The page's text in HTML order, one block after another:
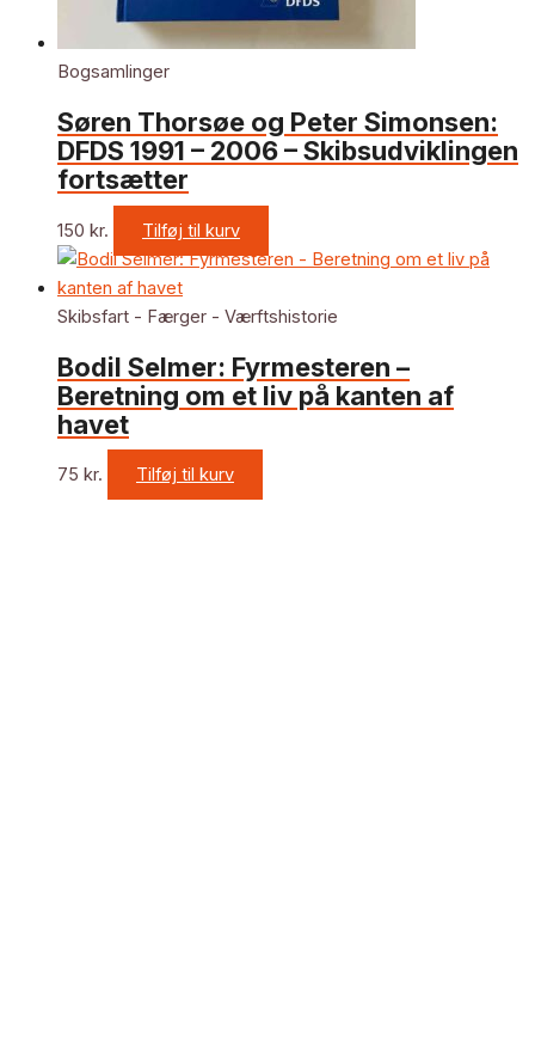
Bogsamlinger
Søren Thorsøe og Peter Simonsen:
DFDS 1991 – 2006 – Skibsudviklingen
fortsætter
150 kr. Tilføj til kurv
Skibsfart - Færger - Værftshistorie
Bodil Selmer: Fyrmesteren –
Beretning om et liv på kanten af
havet
75 kr. Tilføj til kurv